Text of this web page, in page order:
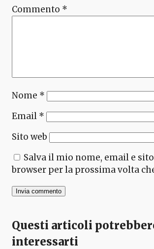
Commento *
Nome *
Email *
Sito web
Salva il mio nome, email e
browser per la prossima volta
Questi articoli
interessarti